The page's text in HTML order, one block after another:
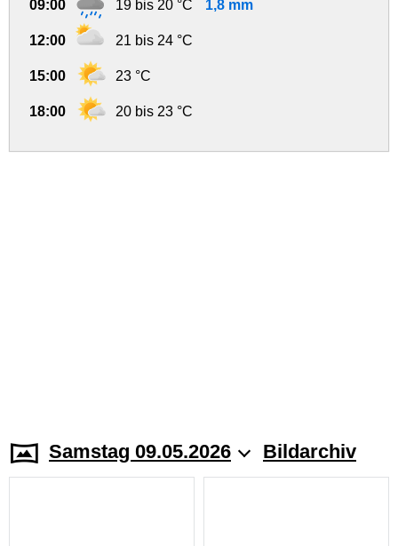
09:00 19 bis 20 °C 1,8 mm
12:00 21 bis 24 °C
15:00 23 °C
18:00 20 bis 23 °C
Samstag 09.05.2026 Bildarchiv